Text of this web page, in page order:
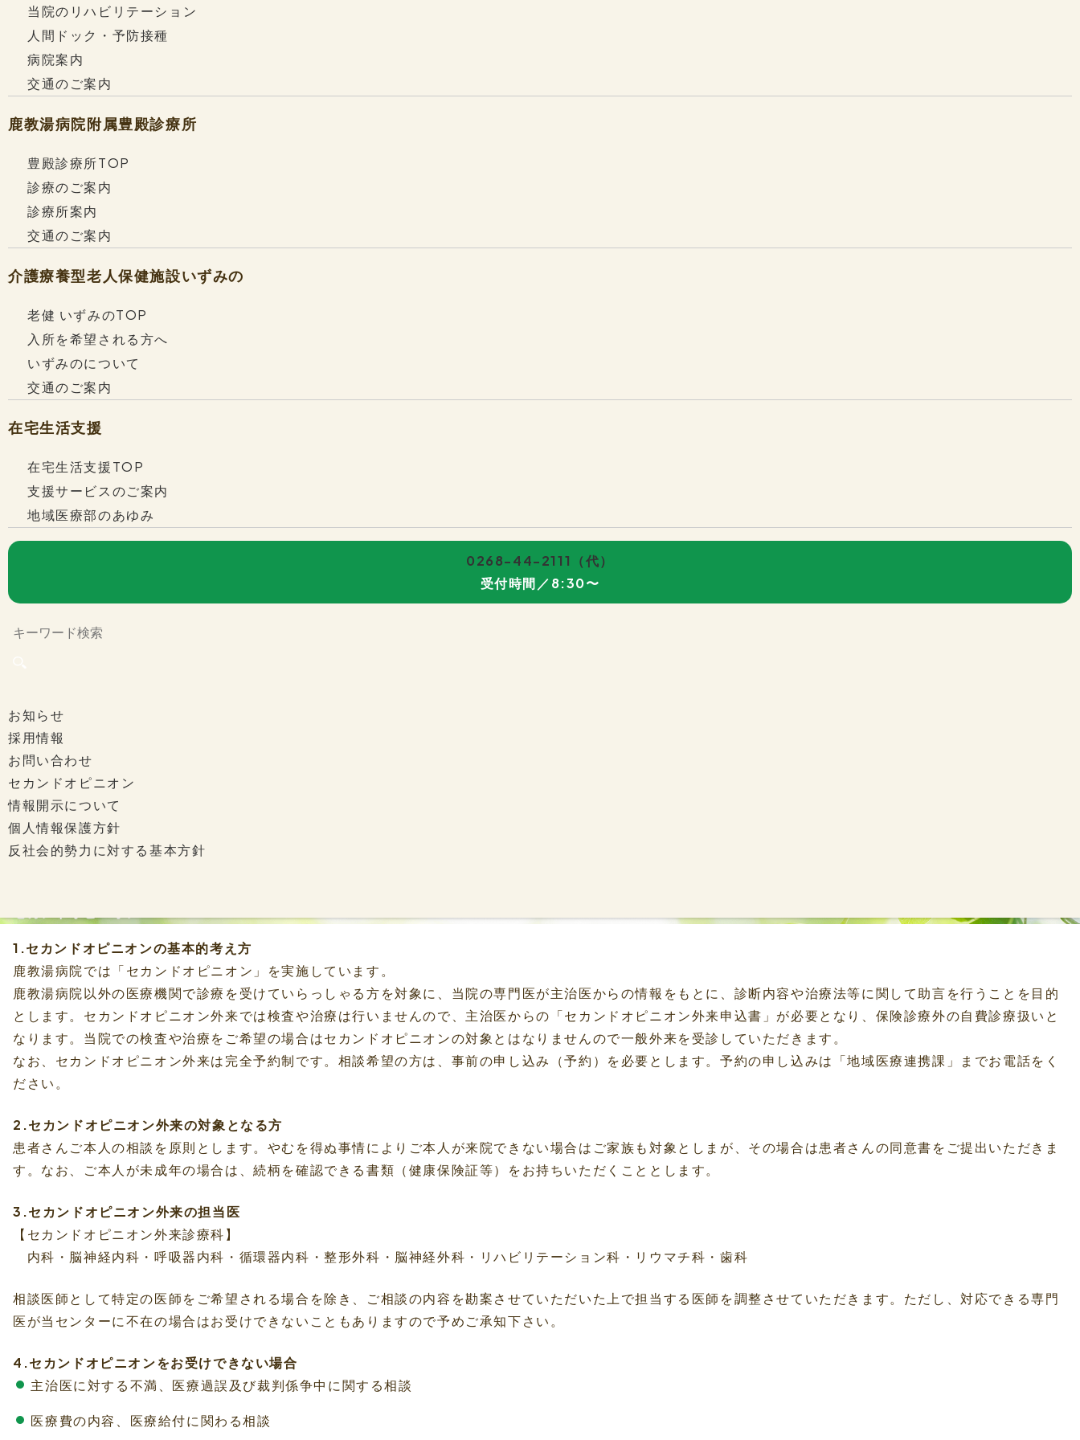
当院のリハビリテーション
人間ドック・予防接種
病院案内
交通のご案内
鹿教湯病院附属豊殿診療所
豊殿診療所TOP
診療のご案内
診療所案内
交通のご案内
介護療養型老人保健施設いずみの
老健 いずみのTOP
入所を希望される方へ
いずみのについて
交通のご案内
在宅生活支援
在宅生活支援TOP
支援サービスのご案内
地域医療部のあゆみ
0268-44-2111
（代）
受付時間／8:30〜
お知らせ
採用情報
お問い合わせ
セカンドオピニオン
情報開示について
個人情報保護方針
反社会的勢力に対する基本方針
1.セカンドオピニオンの基本的考え方
鹿教湯病院では「セカンドオピニオン」を実施しています。
鹿教湯病院以外の医療機関で診療を受けていらっしゃる方を対象に、当院の専門医が主治医からの情報をもとに、診断内容や治療法等に関して助言を行うことを目的
とします。セカンドオピニオン外来では検査や治療は行いませんので、主治医からの「セカンドオピニオン外来申込書」が必要となり、保険診療外の自費診療扱いと
なります。当院での検査や治療をご希望の場合はセカンドオピニオンの対象とはなりませんので一般外来を受診していただきます。
なお、セカンドオピニオン外来は完全予約制です。相談希望の方は、事前の申し込み（予約）を必要とします。予約の申し込みは「地域医療連携課」までお電話をく
ださい。
2.セカンドオピニオン外来の対象となる方
患者さんご本人の相談を原則とします。やむを得ぬ事情によりご本人が来院できない場合はご家族も対象としまが、その場合は患者さんの同意書をご提出いただきま
す。なお、ご本人が未成年の場合は、続柄を確認できる書類（健康保険証等）をお持ちいただくこととします。
3.セカンドオピニオン外来の担当医
【セカンドオピニオン外来診療科】
内科・脳神経内科・呼吸器内科・循環器内科・整形外科・脳神経外科・リハビリテーション科・リウマチ科・歯科
相談医師として特定の医師をご希望される場合を除き、ご相談の内容を勘案させていただいた上で担当する医師を調整させていただきます。ただし、対応できる専門
医が当センターに不在の場合はお受けできないこともありますので予めご承知下さい。
4.セカンドオピニオンをお受けできない場合
主治医に対する不満、医療過誤及び裁判係争中に関する相談
医療費の内容、医療給付に関わる相談